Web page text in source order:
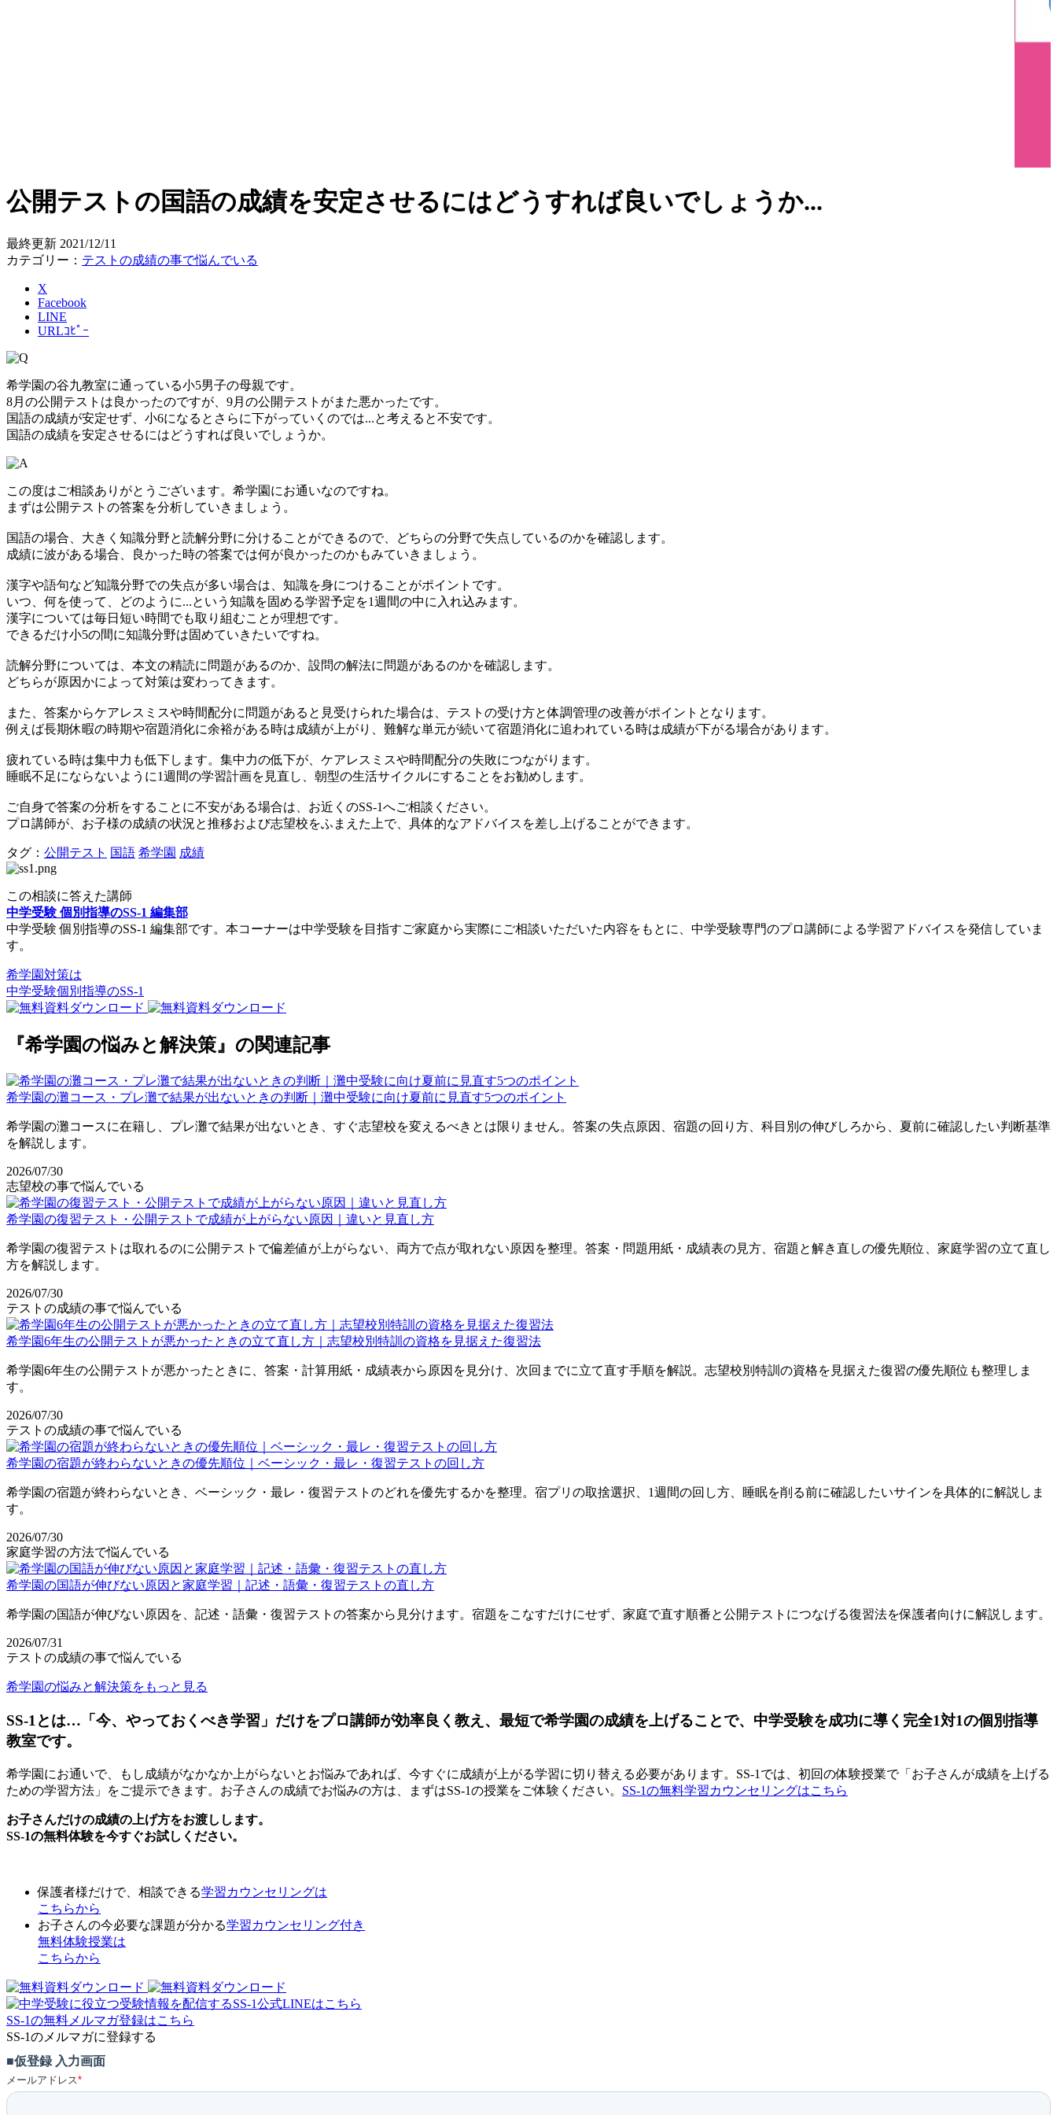
公開テストの国語の成績を安定させるにはどうすれば良いでしょうか...
最終更新 2021/12/11
カテゴリー： テストの成績の事で悩んでいる
X
Facebook
LINE
URLｺﾋﾟｰ
希学園の谷九教室に通っている小5男子の母親です。
8月の公開テストは良かったのですが、9月の公開テストがまた悪かったです。
国語の成績が安定せず、小6になるとさらに下がっていくのでは...と考えると不安です。
国語の成績を安定させるにはどうすれば良いでしょうか。
この度はご相談ありがとうございます。希学園にお通いなのですね。
まずは公開テストの答案を分析していきましょう。
国語の場合、大きく知識分野と読解分野に分けることができるので、どちらの分野で失点しているのかを確認します。
成績に波がある場合、良かった時の答案では何が良かったのかもみていきましょう。
漢字や語句など知識分野での失点が多い場合は、知識を身につけることがポイントです。
いつ、何を使って、どのように...という知識を固める学習予定を1週間の中に入れ込みます。
漢字については毎日短い時間でも取り組むことが理想です。
できるだけ小5の間に知識分野は固めていきたいですね。
読解分野については、本文の精読に問題があるのか、設問の解法に問題があるのかを確認します。
どちらが原因かによって対策は変わってきます。
また、答案からケアレスミスや時間配分に問題があると見受けられた場合は、テストの受け方と体調管理の改善がポイントとなります。
例えば長期休暇の時期や宿題消化に余裕がある時は成績が上がり、難解な単元が続いて宿題消化に追われている時は成績が下がる場合があります。
疲れている時は集中力も低下します。集中力の低下が、ケアレスミスや時間配分の失敗につながります。
睡眠不足にならないように1週間の学習計画を見直し、朝型の生活サイクルにすることをお勧めします。
ご自身で答案の分析をすることに不安がある場合は、お近くのSS-1へご相談ください。
プロ講師が、お子様の成績の状況と推移および志望校をふまえた上で、具体的なアドバイスを差し上げることができます。
タグ： 公開テスト 国語 希学園 成績
この相談に答えた講師
中学受験 個別指導のSS-1 編集部
中学受験 個別指導のSS-1 編集部です。本コーナーは中学受験を目指すご家庭から実際にご相談いただいた内容をもとに、中学受験専門のプロ講師による学習アドバイスを発信していま
す。
希学園対策は
中学受験個別指導のSS-1
『希学園の悩みと解決策』の関連記事
希学園の灘コース・プレ灘で結果が出ないときの判断｜灘中受験に向け夏前に見直す5つのポイント
希学園の灘コースに在籍し、プレ灘で結果が出ないとき、すぐ志望校を変えるべきとは限りません。答案の失点原因、宿題の回り方、科目別の伸びしろから、夏前に確認したい判断基準
を解説します。
2026/07/30
志望校の事で悩んでいる
希学園の復習テスト・公開テストで成績が上がらない原因｜違いと見直し方
希学園の復習テストは取れるのに公開テストで偏差値が上がらない、両方で点が取れない原因を整理。答案・問題用紙・成績表の見方、宿題と解き直しの優先順位、家庭学習の立て直し
方を解説します。
2026/07/30
テストの成績の事で悩んでいる
希学園6年生の公開テストが悪かったときの立て直し方｜志望校別特訓の資格を見据えた復習法
希学園6年生の公開テストが悪かったときに、答案・計算用紙・成績表から原因を見分け、次回までに立て直す手順を解説。志望校別特訓の資格を見据えた復習の優先順位も整理しま
す。
2026/07/30
テストの成績の事で悩んでいる
希学園の宿題が終わらないときの優先順位｜ベーシック・最レ・復習テストの回し方
希学園の宿題が終わらないとき、ベーシック・最レ・復習テストのどれを優先するかを整理。宿プリの取捨選択、1週間の回し方、睡眠を削る前に確認したいサインを具体的に解説しま
す。
2026/07/30
家庭学習の方法で悩んでいる
希学園の国語が伸びない原因と家庭学習｜記述・語彙・復習テストの直し方
希学園の国語が伸びない原因を、記述・語彙・復習テストの答案から見分けます。宿題をこなすだけにせず、家庭で直す順番と公開テストにつなげる復習法を保護者向けに解説します。
2026/07/31
テストの成績の事で悩んでいる
希学園の悩みと解決策をもっと見る
SS-1とは…「今、やっておくべき学習」だけをプロ講師が効率良く教え、最短で希学園の成績を上げることで、中学受験を成功に導く完全1対1の個別指導
教室です。
希学園にお通いで、もし成績がなかなか上がらないとお悩みであれば、今すぐに成績が上がる学習に切り替える必要があります。SS-1では、初回の体験授業で「お子さんが成績を上げる
ための学習方法」をご提示できます。お子さんの成績でお悩みの方は、まずはSS-1の授業をご体験ください。 SS-1の無料学習カウンセリングはこちら
お子さんだけの成績の上げ方をお渡しします。
SS-1の無料体験を今すぐお試しください。
保護者様だけで、相談できる学習カウンセリングは
こちらから
お子さんの今必要な課題が分かる学習カウンセリング付き
無料体験授業は
こちらから
SS-1の無料メルマガ登録はこちら
SS-1のメルマガに登録する